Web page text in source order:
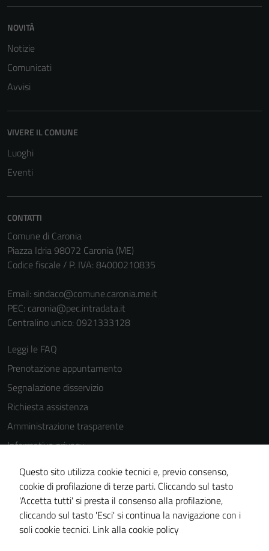
NOVITÀ
Notizie
Comunicati
Avvisi
VIVERE IL COMUNE
Luoghi
Eventi
CONTATTI
Comune di Caronia
Piazza Idria 98072 Caronia (ME)
Codice fiscale / P. IVA: 84000210835
Email: sindaco@comune.caronia.me.it
PEC: caronia@pec.intradata.it
Centralino unico: 0921333128
Leggi le FAQ
Prenotazione appuntamento
Segnalazione disservizio
Richiesta assistenza
Amministrazione trasparente
Informativa privacy
Cookie Policy
Note legali
Dichiarazione di accessibilità
Piano di miglioramento del sito
Questo sito utilizza cookie tecnici e, previo consenso,
cookie di profilazione di terze parti. Cliccando sul tasto
'Accetta tutti' si presta il consenso alla profilazione,
cliccando sul tasto 'Esci' si continua la navigazione con i
soli cookie tecnici. Link alla cookie policy